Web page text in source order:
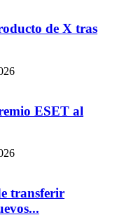
de X tras
ESET al
transferir